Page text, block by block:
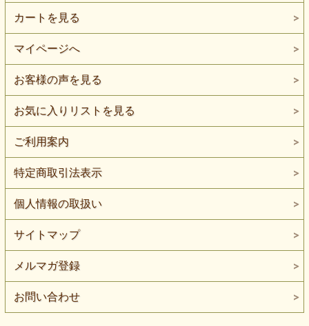
カートを見る
マイページへ
お客様の声を見る
お気に入りリストを見る
ご利用案内
特定商取引法表示
個人情報の取扱い
サイトマップ
メルマガ登録
お問い合わせ